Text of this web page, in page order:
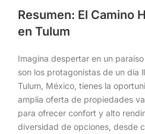
Resumen: El Camino
en Tulum
Imagina despertar en un
son los protagonistas de un día
Tulum, México, tienes la
amplia oferta de propiedades
para ofrecer confort y alto
diversidad de opciones, desde